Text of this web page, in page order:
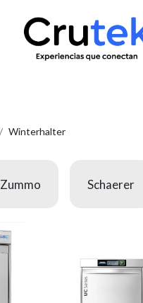
Winterhalter
Zummo Schaerer